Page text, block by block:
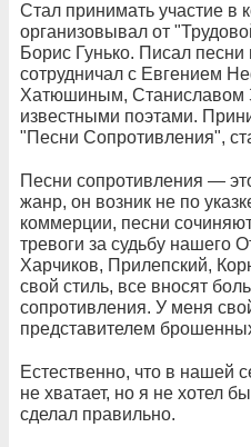
Стал принимать участие в
организовывал от
Борис Гунько. Писал песни
сотрудничал с Евгением
Хатюшиным, Станиславом
известными поэтами.
"Песни Сопротивления",
Песни сопротивления —
жанр, он возник не по
коммерции, песни
тревоги за судьбу нашего
Харчиков, Прилепский,
свой стиль, все вносят
сопротивления. У меня
представителем
Естественно, что в нашей
не хватает, но я не хотел
сделал правильно.